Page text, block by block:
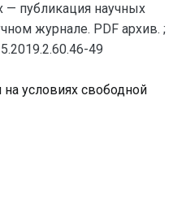
публикация научных
журнале. PDF архив. ;
49
на условиях свободной